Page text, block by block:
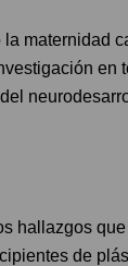
maternidad
en
hallazgos
de